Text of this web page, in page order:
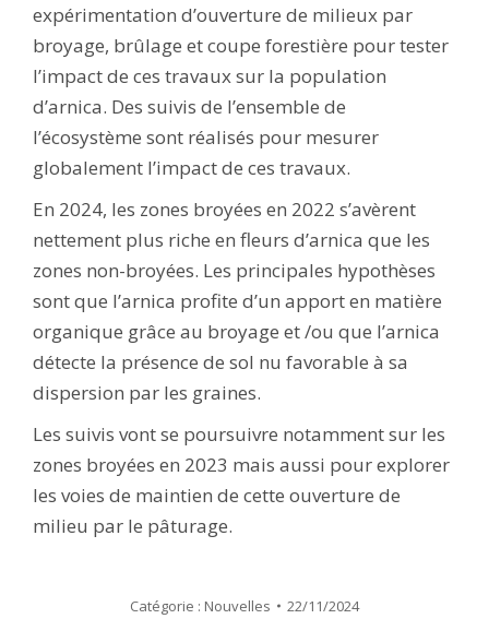
expérimentation d’ouverture de milieux par
broyage, brûlage et coupe forestière pour tester
l’impact de ces travaux sur la population
d’arnica. Des suivis de l’ensemble de
l’écosystème sont réalisés pour mesurer
globalement l’impact de ces travaux.
En 2024, les zones broyées en 2022 s’avèrent
nettement plus riche en fleurs d’arnica que les
zones non-broyées. Les principales hypothèses
sont que l’arnica profite d’un apport en matière
organique grâce au broyage et /ou que l’arnica
détecte la présence de sol nu favorable à sa
dispersion par les graines.
Les suivis vont se poursuivre notamment sur les
zones broyées en 2023 mais aussi pour explorer
les voies de maintien de cette ouverture de
milieu par le pâturage.
Catégorie : Nouvelles 22/11/2024